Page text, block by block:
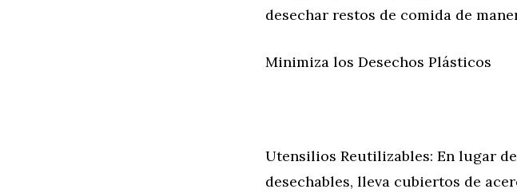
desechar restos de comida de
Minimiza los Desechos Plásticos
Utensilios Reutilizables: En lugar
desechables, lleva cubiertos de